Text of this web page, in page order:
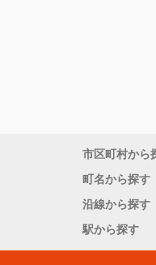
市区町村から
町名から探す
沿線から探す
駅から探す